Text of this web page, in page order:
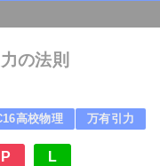
の法則
高校物理
万有引力
P L